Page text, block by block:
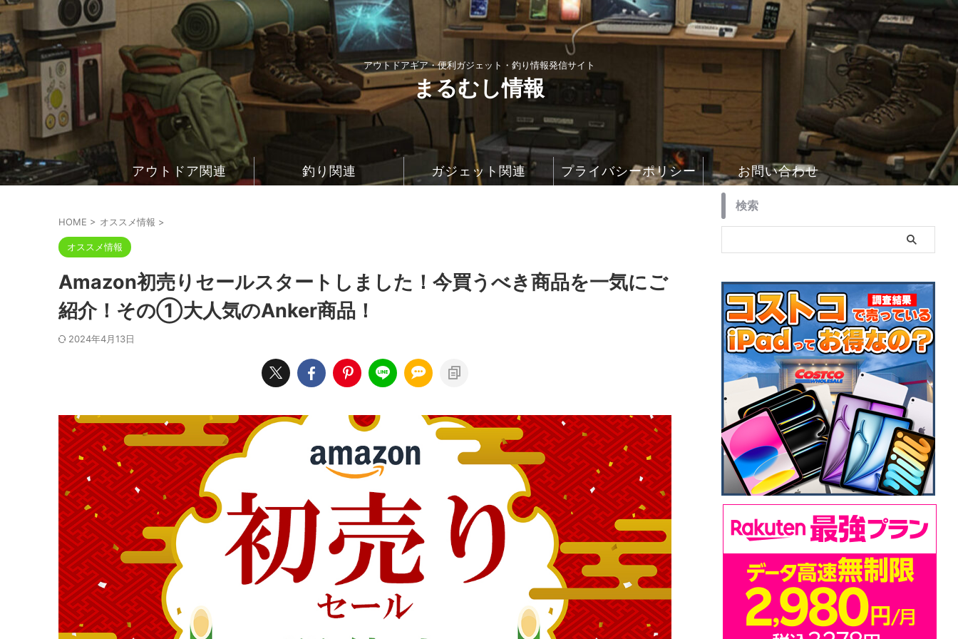
アウトドアギア・便利ガジェット・釣り情報発信サイト
まるむし情報
アウトドア関連 釣り関連 ガジェット関連 プライバシーポリシー お問い合わせ
HOME > オススメ情報 >
オススメ情報
Amazon初売りセールスタートしました！今買うべき商品を一気にご
紹介！その①大人気のAnker商品！
2024年4月13日
検索